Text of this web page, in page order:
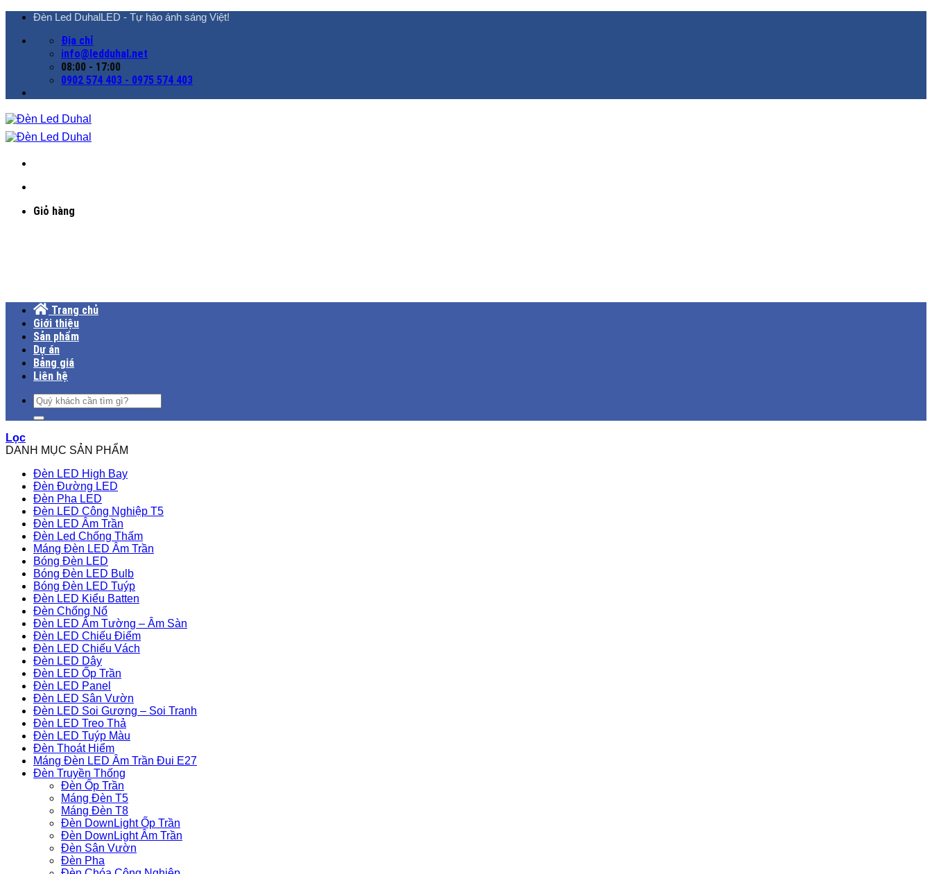
ChuyểnĐèn Led DuhalLED - Tự hào ánh sáng Việt!
Địa chỉ
info@ledduhal.net
08:00 - 17:00
0902 574 403 - 0975 574 403
Giỏ hàng
Trang chủ
Giới thiệu
Sản phẩm
Dự án
Bảng giá
Liên hệ
Tìm
kiếm:
Lọc
DANH MỤC SẢN PHẨM
Đèn LED High Bay
Đèn Đường LED
Đèn Pha LED
Đèn LED Công Nghiệp T5
Đèn LED Âm Trần
Đèn Led Chống Thấm
Máng Đèn LED Âm Trần
Bóng Đèn LED
Bóng Đèn LED Bulb
Bóng Đèn LED Tuýp
Đèn LED Kiểu Batten
Đèn Chống Nổ
Đèn LED Âm Tường – Âm Sàn
Đèn LED Chiếu Điểm
Đèn LED Chiếu Vách
Đèn LED Dây
Đèn LED Ốp Trần
Đèn LED Panel
Đèn LED Sân Vườn
Đèn LED Soi Gương – Soi Tranh
Đèn LED Treo Thả
Đèn LED Tuýp Màu
Đèn Thoát Hiểm
Máng Đèn LED Âm Trần Đui E27
Đèn Truyền Thống
Đèn Ốp Trần
Máng Đèn T5
Máng Đèn T8
Đèn DownLight Ốp Trần
Đèn DownLight Âm Trần
Đèn Sân Vườn
Đèn Pha